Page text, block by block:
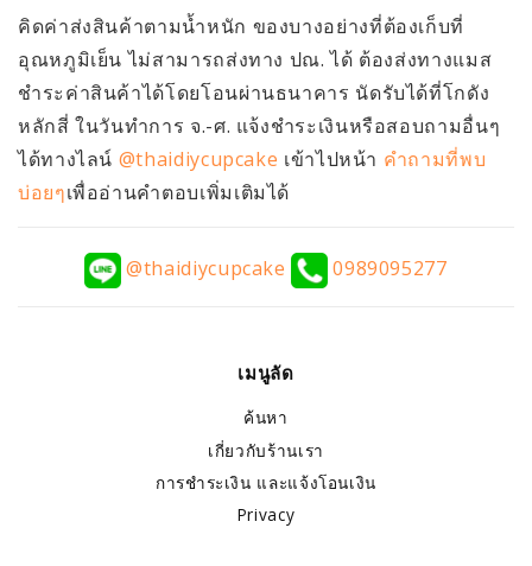
คิดค่าส่งสินค้าตามน้ำหนัก ของบางอย่างที่ต้องเก็บที่
อุณหภูมิเย็น ไม่สามารถส่งทาง ปณ. ได้ ต้องส่งทางแมส
ชำระค่าสินค้าได้โดยโอนผ่านธนาคาร นัดรับได้ที่โกดัง
หลักสี่ ในวันทำการ จ.-ศ. แจ้งชำระเงินหรือสอบถามอื่นๆ
ได้ทางไลน์ @thaidiycupcake เข้าไปหน้า คำถามที่พบ
บ่อยๆเพื่ออ่านคำตอบเพิ่มเติมได้
@thaidiycupcake 0989095277
เมนูลัด
ค้นหา
เกี่ยวกับร้านเรา
การชำระเงิน และแจ้งโอนเงิน
Privacy